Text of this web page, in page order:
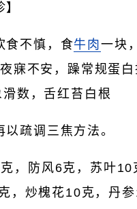
】
食不慎，食牛肉一块
寐不安，躁常规蛋
数，舌红苔白根
以疏调三焦方法。
，防风6克，苏叶10
，炒槐花10克，丹